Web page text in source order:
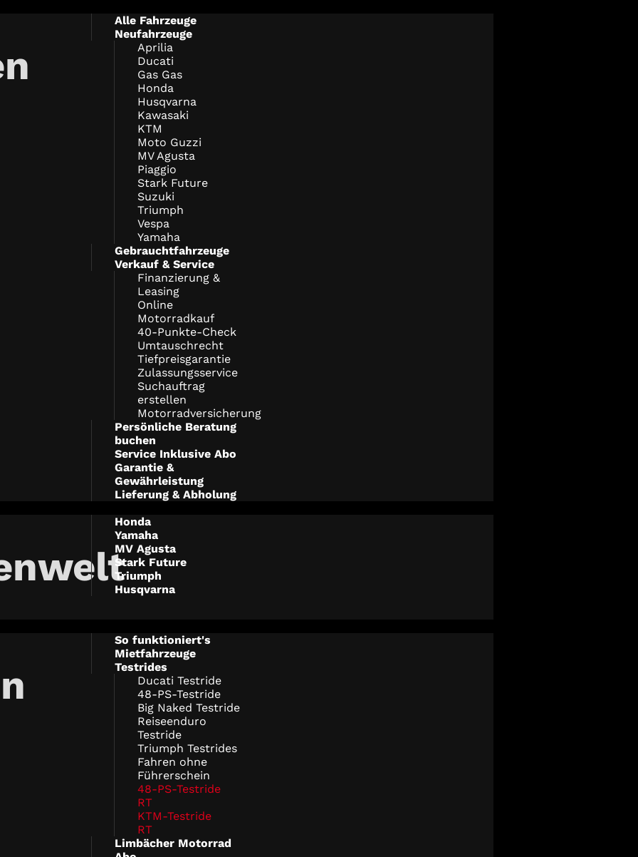
Alle Fahrzeuge
Neufahrzeuge
Aprilia
Ducati
Gas Gas
Honda
Husqvarna
Kawasaki
KTM
Moto Guzzi
MV Agusta
Piaggio
Stark Future
Suzuki
Triumph
Vespa
Yamaha
Gebrauchtfahrzeuge
Verkauf & Service
Finanzierung &
Leasing
Online
Motorradkauf
40-Punkte-Check
Umtauschrecht
Tiefpreisgarantie
Zulassungsservice
Suchauftrag
erstellen
Motorradversicherung
Persönliche Beratung
buchen
Service Inklusive Abo
Garantie &
Gewährleistung
Lieferung & Abholung
Honda
Yamaha
MV Agusta
Stark Future
Triumph
Husqvarna
So funktioniert's
Mietfahrzeuge
Testrides
Ducati Testride
48-PS-Testride
Big Naked Testride
Reiseenduro
Testride
Triumph Testrides
Fahren ohne
Führerschein
48-PS-Testride
RT
KTM-Testride
RT
Limbächer Motorrad